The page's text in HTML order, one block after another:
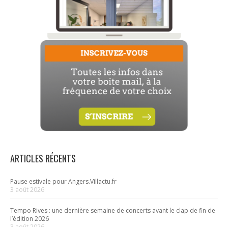
ARTICLES RÉCENTS
Pause estivale pour Angers.Villactu.fr
3 août 2026
Tempo Rives : une dernière semaine de concerts avant le clap de fin de
l’édition 2026